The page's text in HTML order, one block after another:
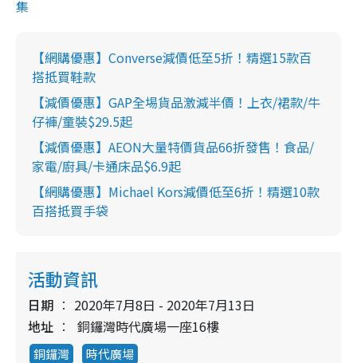
集
【網購優惠】Converse減價低至5折！精選15款百
搭抵買鞋款
【減價優惠】GAP全埸貨品激減半價！上衣/裙款/牛
仔褲/童裝$29.5起
【減價優惠】AEON大量特價貨品66折發售！食品/
家電/廚具/卡通床品$6.9起
【網購優惠】Michael Kors減價低至6折！精選10款
百搭抵買手袋
活動資訊
日期
2020年7月8日 - 2020年7月13日
地址
銅鑼灣時代廣場一座16樓
銅鑼灣 時代廣場